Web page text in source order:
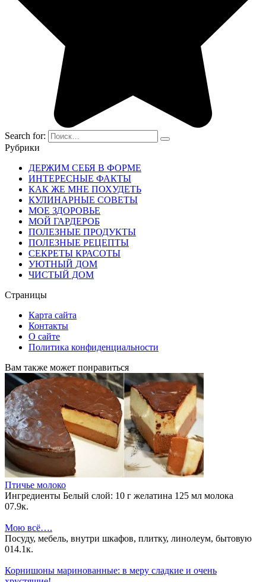
Search for:
Рубрики
ДЕРЖИМ СЕБЯ В ФОРМЕ
ИНТЕРЕСНЫЕ ФАКТЫ
КАК ЖЕ МНЕ ПОХУДЕТЬ
КУЛИНАРНЫЕ СОВЕТЫ
МОЕ ЗДОРОВЬЕ
МОЙ ГАРДЕРОБ
ПОЛЕЗНЫЕ ПРОДУКТЫ
ПОЛЕЗНЫЕ РЕЦЕПТЫ
СЕКРЕТЫ КРАСОТЫ
УЮТНЫЙ ДОМ
ЧИСТЫЙ ДОМ
Страницы
Карта сайта
Контакты
О сайте
Политика конфиденциальности
Вам также может понравиться
Птичье молоко
Ингредиенты Белый слой: 10 г желатина 125 мл молока
07.9к.
Мою всё….
Посуду, мебель, внутри шкафов, плитку, линолеум, бытовую
014.1к.
Корнишоны маринованные: в меру сладкие и очень